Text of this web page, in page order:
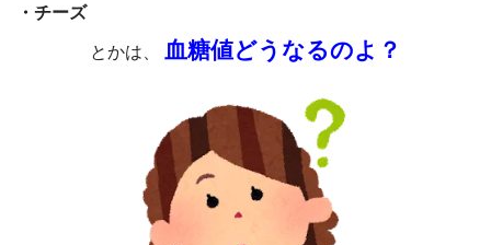
・チーズ
とかは、
血糖値どうなるのよ？